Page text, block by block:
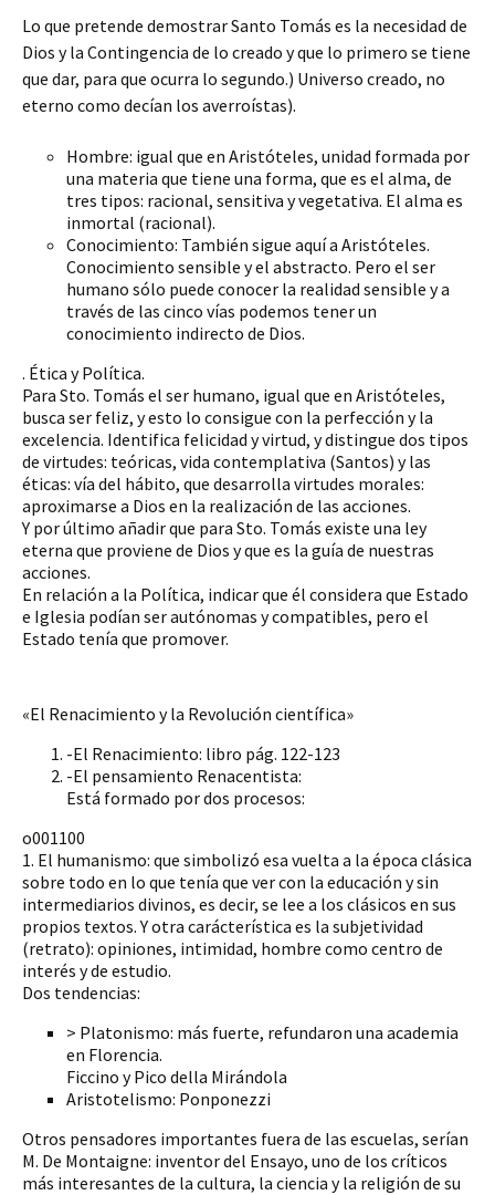
Lo que pretende demostrar Santo Tomás es la necesidad de
Dios y la Contingencia de lo creado y que lo primero se tiene
que dar, para que ocurra lo segundo.) Universo creado, no
eterno como decían los averroístas).
Hombre: igual que en Aristóteles, unidad formada por
una materia que tiene una forma, que es el alma, de
tres tipos: racional, sensitiva y vegetativa. El alma es
inmortal (racional).
Conocimiento: También sigue aquí a Aristóteles.
Conocimiento sensible y el abstracto. Pero el ser
humano sólo puede conocer la realidad sensible y a
través de las cinco vías podemos tener un
conocimiento indirecto de Dios.
. Ética y Política.
Para Sto. Tomás el ser humano, igual que en Aristóteles,
busca ser feliz, y esto lo consigue con la perfección y la
excelencia. Identifica felicidad y virtud, y distingue dos tipos
de virtudes: teóricas, vida contemplativa (Santos) y las
éticas: vía del hábito, que desarrolla virtudes morales:
aproximarse a Dios en la realización de las acciones.
Y por último añadir que para Sto. Tomás existe una ley
eterna que proviene de Dios y que es la guía de nuestras
acciones.
En relación a la Política, indicar que él considera que Estado
e Iglesia podían ser autónomas y compatibles, pero el
Estado tenía que promover.
«El Renacimiento y la Revolución científica»
-El Renacimiento: libro pág. 122-123
-El pensamiento Renacentista:
Está formado por dos procesos:
o001100
1. El humanismo: que simbolizó esa vuelta a la época clásica
sobre todo en lo que tenía que ver con la educación y sin
intermediarios divinos, es decir, se lee a los clásicos en sus
propios textos. Y otra carácterística es la subjetividad
(retrato): opiniones, intimidad, hombre como centro de
interés y de estudio.
Dos tendencias:
> Platonismo: más fuerte, refundaron una academia
en Florencia.
Ficcino y Pico della Mirándola
Aristotelismo: Ponponezzi
Otros pensadores importantes fuera de las escuelas, serían
M. De Montaigne: inventor del Ensayo, uno de los críticos
más interesantes de la cultura, la ciencia y la religión de su